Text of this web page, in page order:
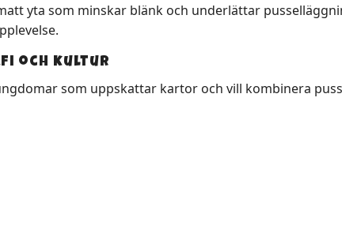
yta som minskar blänk och underlättar
och kultur
som uppskattar kartor och vill kombinera